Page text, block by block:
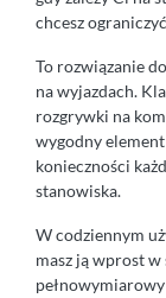
chcesz
To rozwiązanie
na wyjazdach.
rozgrywki na
wygodny
konieczności
stanowiska.
W codziennym
masz ją wprost